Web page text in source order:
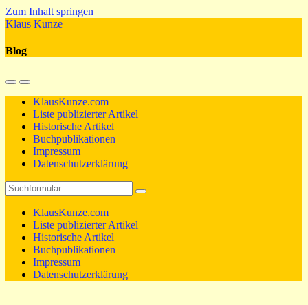
Zum Inhalt springen
Klaus Kunze
Blog
Mobil-
Menü
umschalten
Suchfeld
umschalten
KlausKunze.com
Liste publizierter Artikel
Historische Artikel
Buchpublikationen
Impressum
Datenschutzerklärung
Suchen
KlausKunze.com
Liste publizierter Artikel
Historische Artikel
Buchpublikationen
Impressum
Datenschutzerklärung